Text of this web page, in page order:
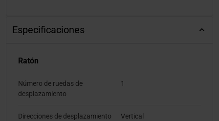
Especificaciones
Ratón
Número de ruedas de
desplazamiento
1
Direcciones de desplazamiento Vertical